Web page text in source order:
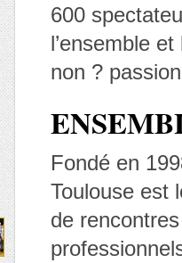
600
l’ensemble
non ?
Fondé en
Toulouse est
de